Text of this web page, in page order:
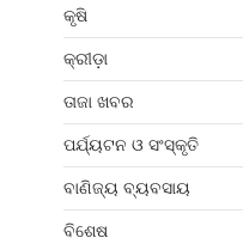
କୃଷି
କ୍ରୀଡ଼ା
ତାଜା ଖବର
ପର୍ଯ୍ୟଟନ ଓ ସଂସ୍କୃତି
ବାଣିଜ୍ୟ ବ୍ୟବସାୟ
ବିଶେଷ